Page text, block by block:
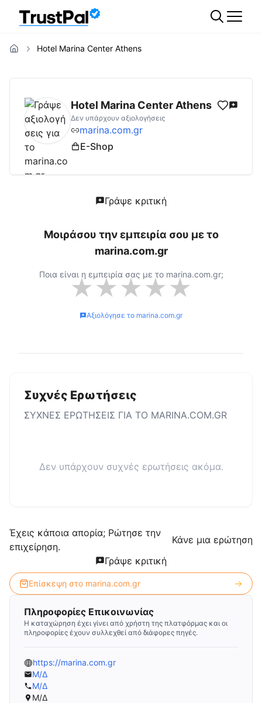
Hotel Marina Center Athens
marina.com.grΑξιολογήσεις | Δες
Hotel Marina Center Athens
Δεν υπάρχουν αξιολογήσεις
marina.com.gr
E-Shop
Γράψε κριτική
Μοιράσου την εμπειρία σου με το
marina.com.gr
Ποια είναι η εμπειρία σας με το marina.com.gr;
★★★★★
Αξιολόγησε το marina.com.gr
Συχνές Ερωτήσεις
ΣΥΧΝΕΣ ΕΡΩΤΗΣΕΙΣ ΓΙΑ ΤΟ MARINA.COM.GR
Δεν υπάρχουν συχνές ερωτήσεις ακόμα.
Έχεις κάποια απορία; Ρώτησε την
επιχείρηση.
Κάνε μια ερώτηση
Γράψε κριτική
Επίσκεψη στο marina.com.gr
Πληροφορίες Επικοινωνίας
Η καταχώρηση έχει γίνει από χρήστη της πλατφόρμας και οι
πληροφορίες έχουν συλλεχθεί από διάφορες πηγές.
https://marina.com.gr
Μ/Δ
Μ/Δ
Μ/Δ